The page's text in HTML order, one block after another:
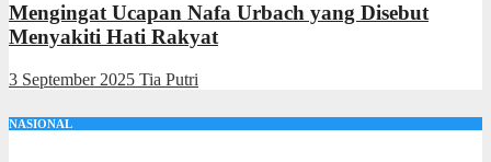
Mengingat Ucapan Nafa Urbach yang Disebut
Menyakiti Hati Rakyat
3 September 2025 Tia Putri
NASIONAL